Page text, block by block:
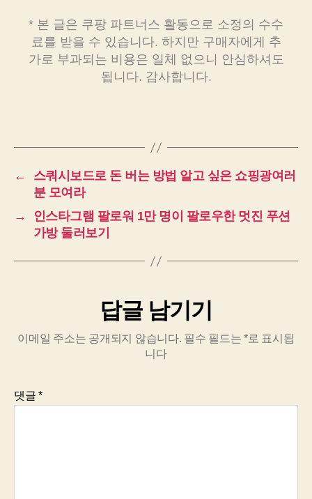
* 본 글은 쿠팡 파트너스 활동으로 소정의 수수
료를 받을 수 있습니다. 하지만 구매자에게 추
가로 부과되는 비용은 일체 없으니 안심하셔도
됩니다. 감사합니다.
←
스쿼시보드로 돈 버는 방법 알고 싶은 쇼핑광여러
분 모여라
→
인스타그램 팔로워 1만 명이 팔로우한 멋진 푸션
가방 둘러보기
답글 남기기
이메일 주소는 공개되지 않습니다. 필수 필드는*로 표시됩
니다
댓글*